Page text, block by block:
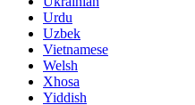
Urdu
Uzbek
Vietnamese
Welsh
Xhosa
Yiddish